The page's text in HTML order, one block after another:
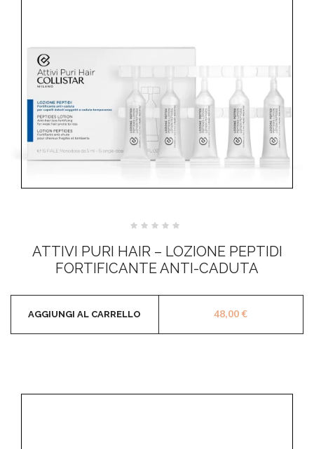
su
5
ATTIVI PURI HAIR – LOZIONE PEPTIDI
FORTIFICANTE ANTI-CADUTA
48,00€
AGGIUNGI AL CARRELLO